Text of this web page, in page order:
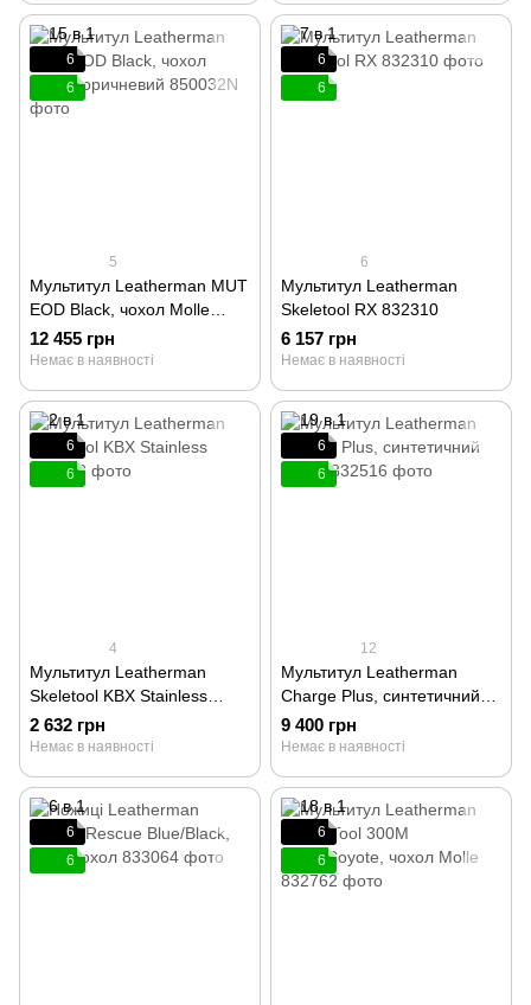
6
6
5
Мультитул Leatherman MUT
EOD Black, чохол Molle
коричневий 850032N
12 455 грн
Немає в наявності
6
6
6
Мультитул Leatherman
Skeletool RX 832310
6 157 грн
Немає в наявності
6
6
4
Мультитул Leatherman
Skeletool KBX Stainless
832382
2 632 грн
Немає в наявності
6
6
12
Мультитул Leatherman
Charge Plus, синтетичний
чохол 832516
9 400 грн
Немає в наявності
6
6
6
6